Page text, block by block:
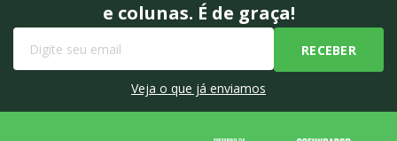
e colunas. É de graça!
Veja o que já enviamos